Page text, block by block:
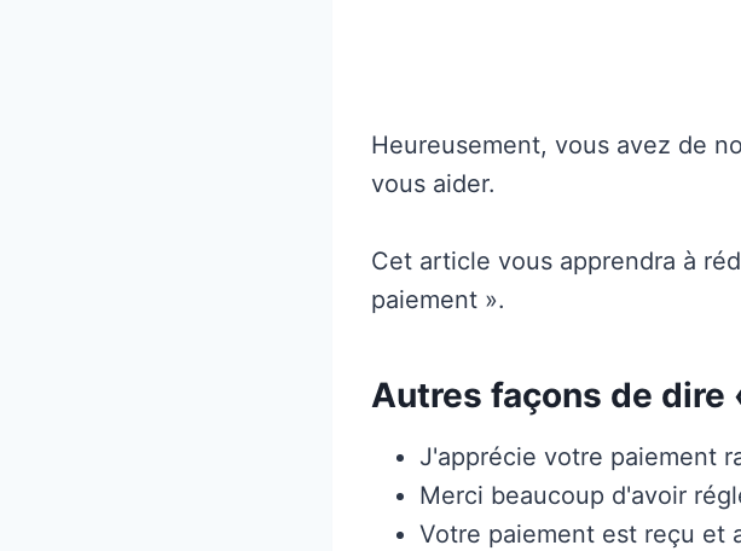
Heureusement, vous avez de
vous aider.
Cet article vous apprendra à
paiement ».
Autres façons de dire
J'apprécie votre paiement
Merci beaucoup d'avoir
Votre paiement est reçu et